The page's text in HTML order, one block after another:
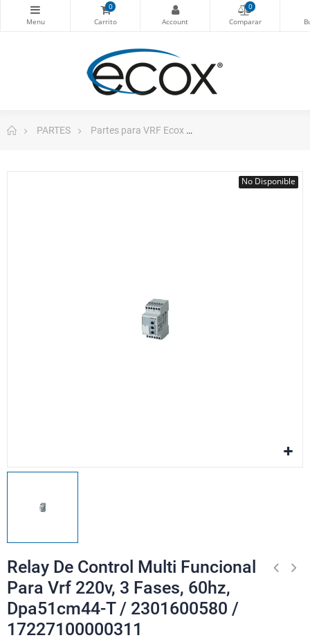
0 0
PARTES Partes para VRF Ecox
No Disponible
Relay De Control Multi Funcional
Para Vrf 220v, 3 Fases, 60hz,
Dpa51cm44-T / 2301600580 /
17227100000311